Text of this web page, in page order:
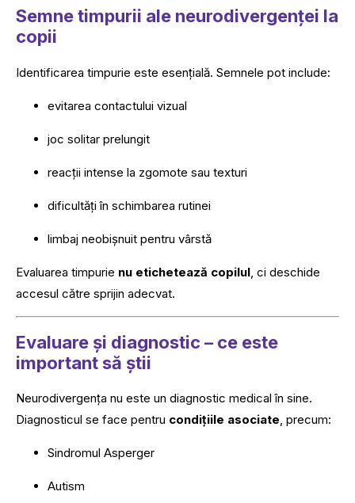
Semne timpurii ale neurodivergenței la
copii
Identificarea timpurie este esențială. Semnele pot include:
evitarea contactului vizual
joc solitar prelungit
reacții intense la zgomote sau texturi
dificultăți în schimbarea rutinei
limbaj neobișnuit pentru vârstă
Evaluarea timpurie nu etichetează copilul , ci deschide
accesul către sprijin adecvat.
Evaluare și diagnostic – ce este
important să știi
Neurodivergența nu este un diagnostic medical în sine.
Diagnosticul se face pentru condițiile asociate, precum:
Sindromul Asperger
Autism